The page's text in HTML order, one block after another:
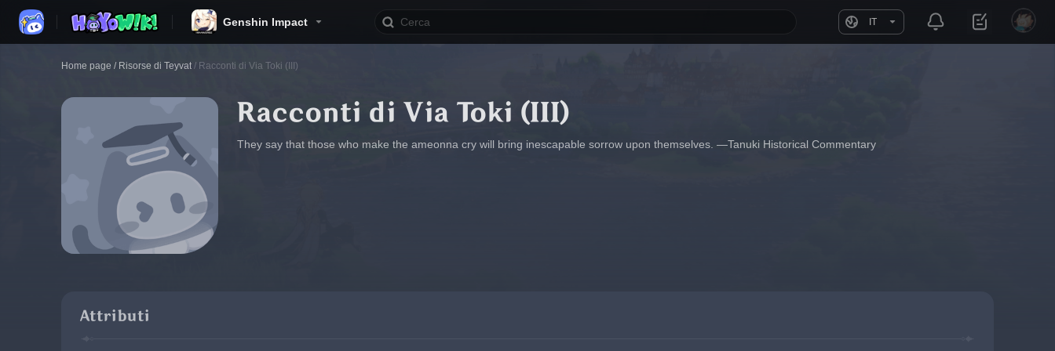
Genshin Impact IT
Home page / Risorse di Teyvat / Racconti di Via Toki (III)
Racconti di Via Toki (III)
They say that those who make the ameonna cry will bring inescapable sorrow upon themselves. —Tanuki Historical Commentary
Attributi